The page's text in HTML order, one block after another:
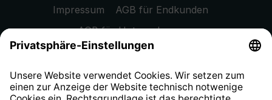
Impressum
AGB für Endkunden
AGB für Unternehmen
Datenschutzhinweis
Widerrufsrecht
Hinweisgeberschutzsystem